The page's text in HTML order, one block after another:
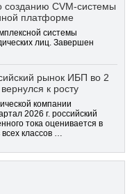
созданию CVM-системы
платформе
системы
лиц. Завершен
рынок ИБП во 2
к росту
компании
2026 г. российский
тока оценивается в
классов …